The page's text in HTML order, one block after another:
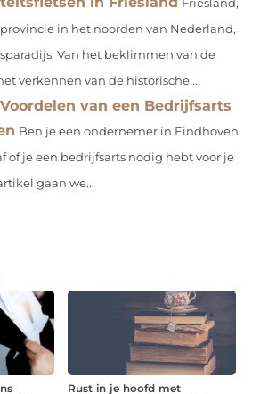
Friesland,
in het noorden van Nederland,
Van het beklimmen van de
verkennen van de historische...
van een Bedrijfsarts
Ben je een ondernemer in Eindhoven
of je een bedrijfsarts nodig hebt voor je
gaan we...
Rust in je hoofd met